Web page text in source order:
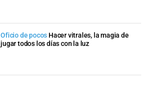
Oficio de pocos Hacer vitrales, la magia de
jugar todos los días con la luz